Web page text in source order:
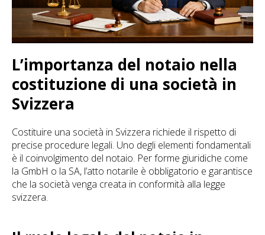
L’importanza del notaio nella
costituzione di una società in
Svizzera
Costituire una società in Svizzera richiede il rispetto di
precise procedure legali. Uno degli elementi fondamentali
è il coinvolgimento del notaio. Per forme giuridiche come
la GmbH o la SA, l’atto notarile è obbligatorio e garantisce
che la società venga creata in conformità alla legge
svizzera.